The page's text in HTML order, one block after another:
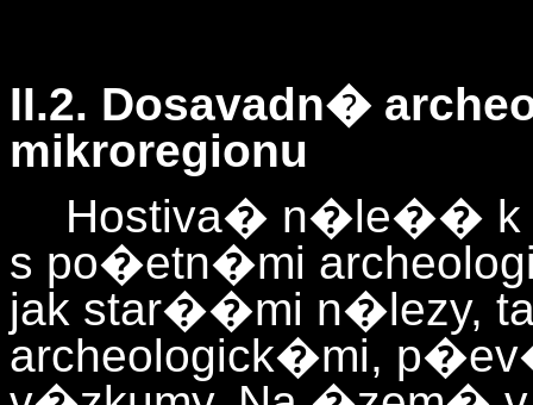
II.2. Dosavadn�
mikroregionu
Hostiva� n�le�� k
s po�etn�mi
jak star��mi n�lezy,
archeologick�mi,